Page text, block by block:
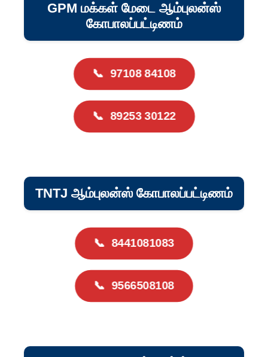
GPM மக்கள் மேடை ஆம்புலன்ஸ்
கோபாலப்பட்டிணம்
📞 97108 84108
📞 89253 30122
TNTJ ஆம்புலன்ஸ் கோபாலப்பட்டிணம்
📞 8441081083
📞 9566508108